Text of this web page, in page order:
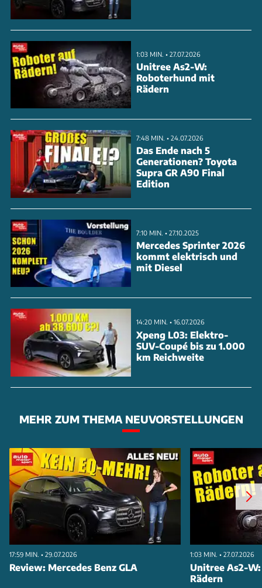
Scheinwerfer sind stets in LED ausgeführt und
bieten bestes Licht. Die AMG Line bietet zusätzliche
Features wie einen großen Stern im Kühlergrill.
Erste Fahreindrücke sind durchweg positiv. Sehen
Sie sich das Video an, um mehr zu erfahren.
1:03 MIN. • 27.07.2026
Unitree As2-W:
Roboterhund mit
Rädern
7:48 MIN. • 24.07.2026
Das Ende nach 5
Generationen? Toyota
Supra GR A90 Final
Edition
7:10 MIN. • 27.10.2025
Mercedes Sprinter 2026
kommt elektrisch und
mit Diesel
14:20 MIN. • 16.07.2026
Xpeng L03: Elektro-
SUV-Coupé bis zu 1.000
km Reichweite
MEHR ZUM THEMA NEUVORSTELLUNGEN
17:59 MIN. • 29.07.2026
Review: Mercedes Benz GLA
1:03 MIN. • 27.07.2026
Unitree As2-
Rädern